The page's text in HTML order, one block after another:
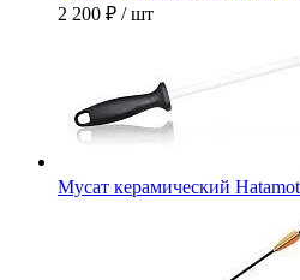
2 200 ₽ / шт
Мусат керамический